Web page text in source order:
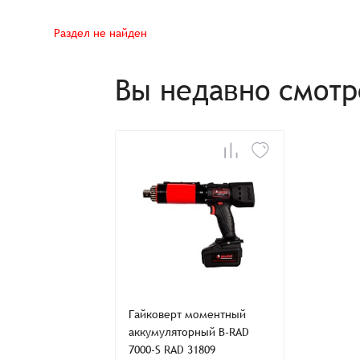
Раздел не найден
Вы недавно
Гайковерт моментный
аккумуляторный B-RAD
7000-S RAD 31809